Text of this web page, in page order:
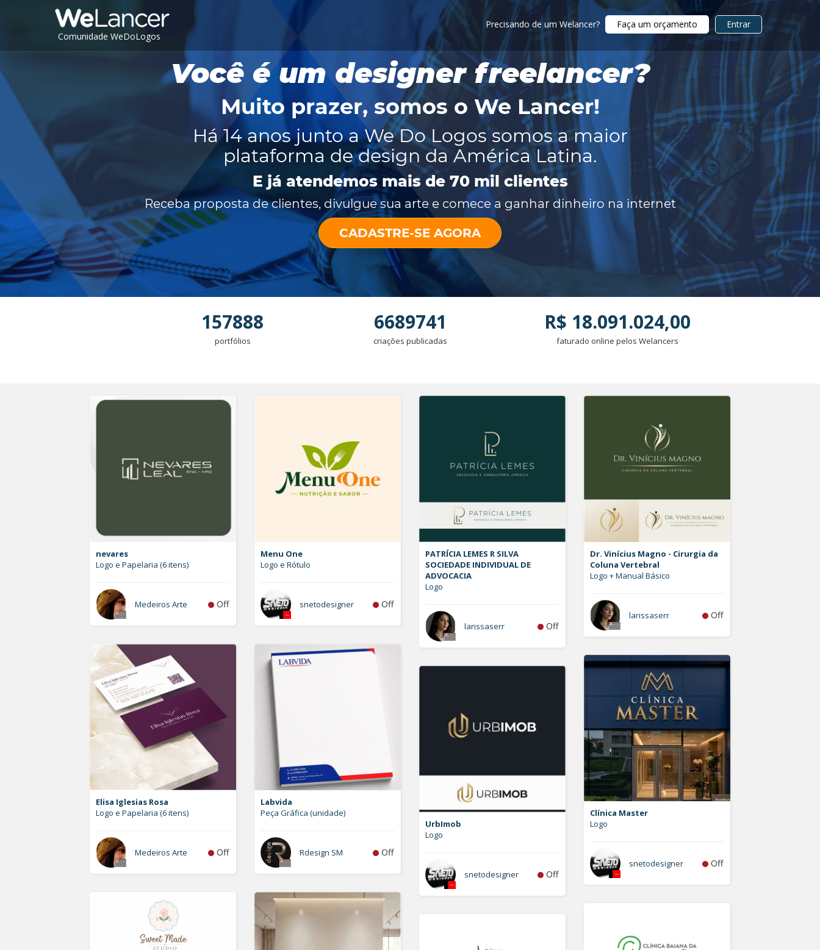
Comunidade WeDoLogos
Precisando de um Welancer? Faça um orçamento Entrar
Você é um designer freelancer?
Muito prazer, somos o We Lancer!
Há 14 anos junto a We Do Logos somos a maior
plataforma de design da América Latina.
E já atendemos mais de 70 mil clientes
Receba proposta de clientes, divulgue sua arte e comece a ganhar dinheiro na internet
CADASTRE-SE AGORA
157888
portfólios
6689741
criações publicadas
R$ 18.091.024,00
faturado online pelos Welancers
nevares
Logo e Papelaria (6 itens)
Medeiros Arte Off
Menu One
Logo e Rótulo
snetodesigner Off
PATRÍCIA LEMES R SILVA
SOCIEDADE INDIVIDUAL DE
ADVOCACIA
Logo
larissaserr Off
Dr. Vinícius Magno - Cirurgia da
Coluna Vertebral
Logo + Manual Básico
larissaserr Off
Elisa Iglesias Rosa
Logo e Papelaria (6 itens)
Medeiros Arte Off
Labvida
Peça Gráfica (unidade)
Rdesign SM Off
Clínica Master
Logo
snetodesigner Off
UrbImob
Logo
snetodesigner Off